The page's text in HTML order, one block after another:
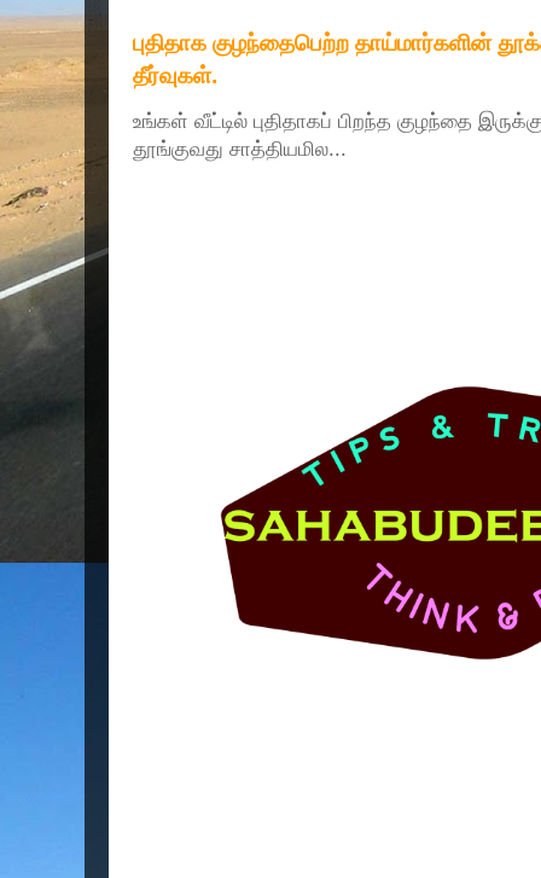
புதிதாக குழந்தைபெற்ற தாய்மார்களின்
தீர்வுகள்.
உங்கள் வீட்டில் புதிதாகப் பிறந்த குழந்தை
தூங்குவது சாத்தியமில...